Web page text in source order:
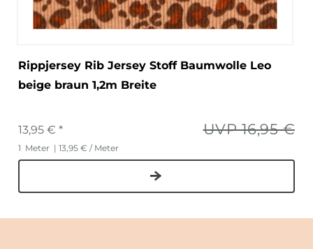
Rippjersey Rib Jersey Stoff Baumwolle Leo
beige braun 1,2m Breite
UVP 16,95 €
13,95 € *
1 Meter | 13,95 € / Meter